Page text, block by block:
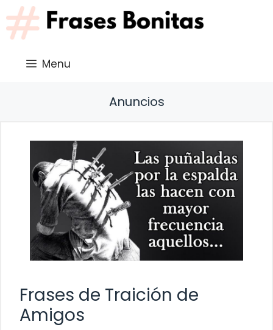
Saltar
al
contenido
Menu
Anuncios
Frases de Traición de
Amigos